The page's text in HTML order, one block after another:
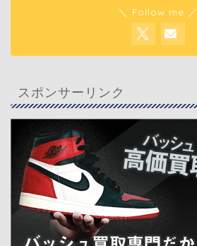
＼ Follow me ／
スポンサーリンク